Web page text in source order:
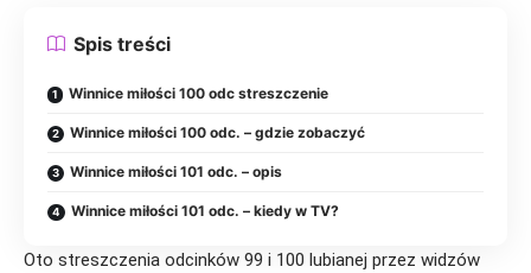
Spis treści
Winnice miłości 100 odc streszczenie
Winnice miłości 100 odc. – gdzie zobaczyć
Winnice miłości 101 odc. – opis
Winnice miłości 101 odc. – kiedy w TV?
Oto streszczenia odcinków 99 i 100 lubianej przez widzów